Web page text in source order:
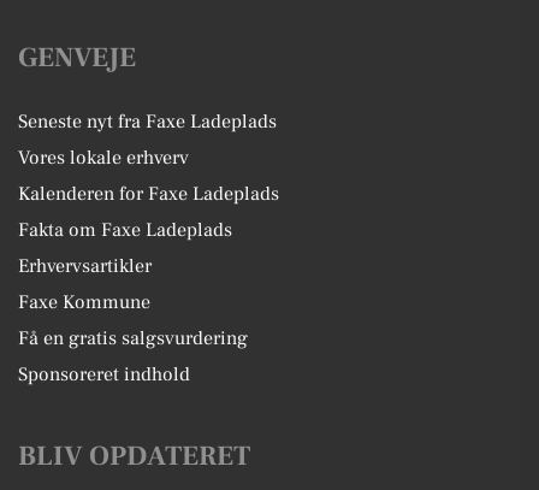
GENVEJE
Seneste nyt fra Faxe Ladeplads
Vores lokale erhverv
Kalenderen for Faxe Ladeplads
Fakta om Faxe Ladeplads
Erhvervsartikler
Faxe Kommune
Få en gratis salgsvurdering
Sponsoreret indhold
BLIV OPDATERET